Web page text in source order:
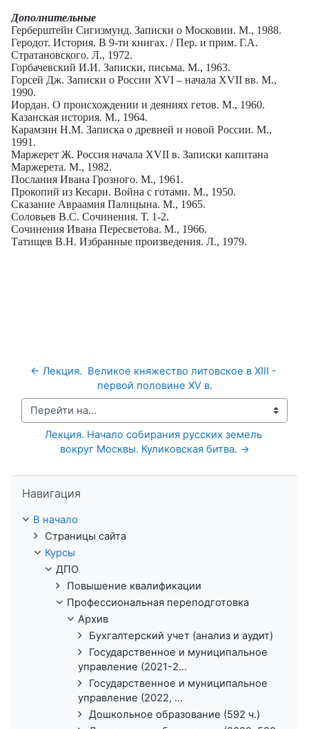
Дополнительные
Герберштейн Сигизмунд. Записки о Московии. М., 1988.
Геродот. История. В 9-ти книгах. / Пер. и прим. Г.А.
Стратановского. Л., 1972.
Горбачевский И.И. Записки, письма. М., 1963.
Горсей Дж. Записки о России XVI – начала XVII вв. М.,
1990.
Иордан. О происхождении и деяниях гетов. М., 1960.
Казанская история. М., 1964.
Карамзин Н.М. Записка о древней и новой России. М.,
1991.
Маржерет Ж. Россия начала XVII в. Записки капитана
Маржерета. М., 1982.
Послания Ивана Грозного. М., 1961.
Прокопий из Кесари. Война с готами. М., 1950.
Сказание Авраамия Палицына. М., 1965.
Соловьев В.С. Сочинения. Т. 1-2.
Сочинения Ивана Пересветова. М., 1966.
Татищев В.Н. Избранные произведения. Л., 1979.
← Лекция.  Великое княжество литовское в XIII -
первой половине XV в.
Перейти на...
Лекция. Начало собирания русских земель
вокруг Москвы. Куликовская битва. →
Навигация
В начало
Страницы сайта
Курсы
ДПО
Повышение квалификации
Профессиональная переподготовка
Архив
Бухгалтерский учет (анализ и аудит)
Государственное и муниципальное
управление (2021-2...
Государственное и муниципальное
управление (2022, ...
Дошкольное образование (592 ч.)